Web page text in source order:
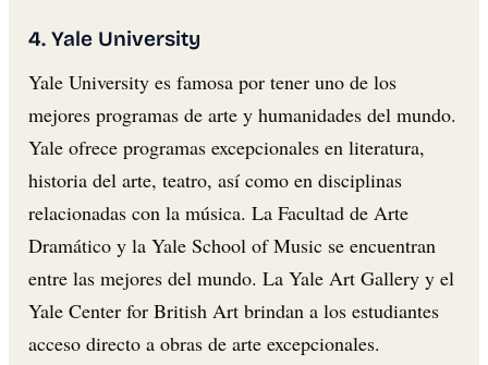
4. Yale University
Yale University es famosa por tener uno de los
mejores programas de arte y humanidades del mundo.
Yale ofrece programas excepcionales en literatura,
historia del arte, teatro, así como en disciplinas
relacionadas con la música. La Facultad de Arte
Dramático y la Yale School of Music se encuentran
entre las mejores del mundo. La Yale Art Gallery y el
Yale Center for British Art brindan a los estudiantes
acceso directo a obras de arte excepcionales.